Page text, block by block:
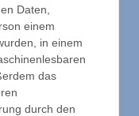
Daten,
einem
in einem
das
durch den